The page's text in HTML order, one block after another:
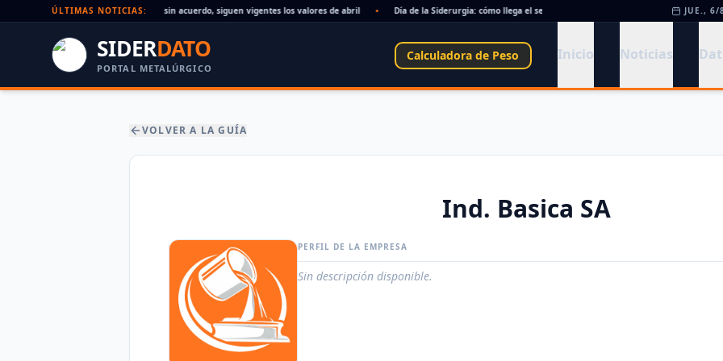
ÚLTIMAS NOTICIAS:
Paritaria UOM agosto 2026: sin acuerdo, siguen vigentes los valores de abril Día de la Siderurgia: cómo llega el sector al aniversario 78 del legado de Savio •
JUE., 6/
SIDERDATO
PORTAL METALÚRGICO
Calculadora de Peso Inicio Noticias
VOLVER A LA GUÍA
Ind. Basica SA
PERFIL DE LA EMPRESA
Sin descripción disponible.